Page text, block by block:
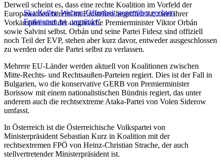
Ska Keller: Webers Offenheit gegenüber rechten
Fraktionen ist „verrückt“
Derweil scheint es, dass eine rechte Koalition im Vorfeld der
Europawahlen bereits im Entstehen begriffen ist; zwei ihrer
Vorkämpfer sind der ungarische Premierminister Viktor Orbán
sowie Salvini selbst. Orbán und seine Partei Fidesz sind offiziell
noch Teil der EVP, stehen aber kurz davor, entweder ausgeschlossen
zu werden oder die Partei selbst zu verlassen.
Mehrere EU-Länder werden aktuell von Koalitionen zwischen
Mitte-Rechts- und Rechtsaußen-Parteien regiert. Dies ist der Fall in
Bulgarien, wo die konservative GERB von Premierminister
Borissow mit einem nationalistischen Bündnis regiert, das unter
anderem auch die rechtsextreme Ataka-Partei von Volen Siderow
umfasst.
In Österreich ist die Österreichische Volkspartei von
Ministerpräsident Sebastian Kurz in Koalition mit der
rechtsextremen FPÖ von Heinz-Christian Strache, der auch
stellvertretender Ministerpräsident ist.